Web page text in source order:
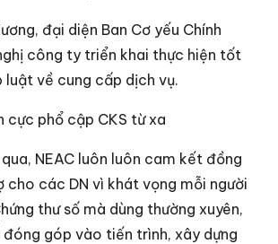
đại diện Ban Cơ yếu Chính
công ty triển khai thực hiện tốt
luật về cung cấp dịch vụ.
cực phổ cập CKS từ xa
NEAC luôn luôn cam kết đồng
cho các DN vì khát vọng mỗi người
thư số mà dùng thường xuyên,
đóng góp vào tiến trình, xây dựng